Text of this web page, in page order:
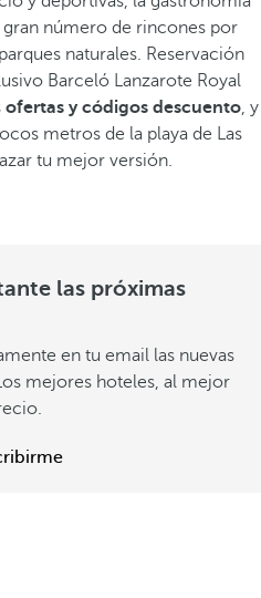
número de rincones por
naturales. Reservación
Barceló Lanzarote Royal
ofertas y códigos descuento, y
metros de la playa de Las
tu mejor versión.
las próximas
en tu email las nuevas
mejores hoteles, al mejor